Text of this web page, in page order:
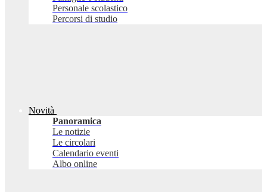
Personale scolastico
Percorsi di studio
Novità
Panoramica
Le notizie
Le circolari
Calendario eventi
Albo online